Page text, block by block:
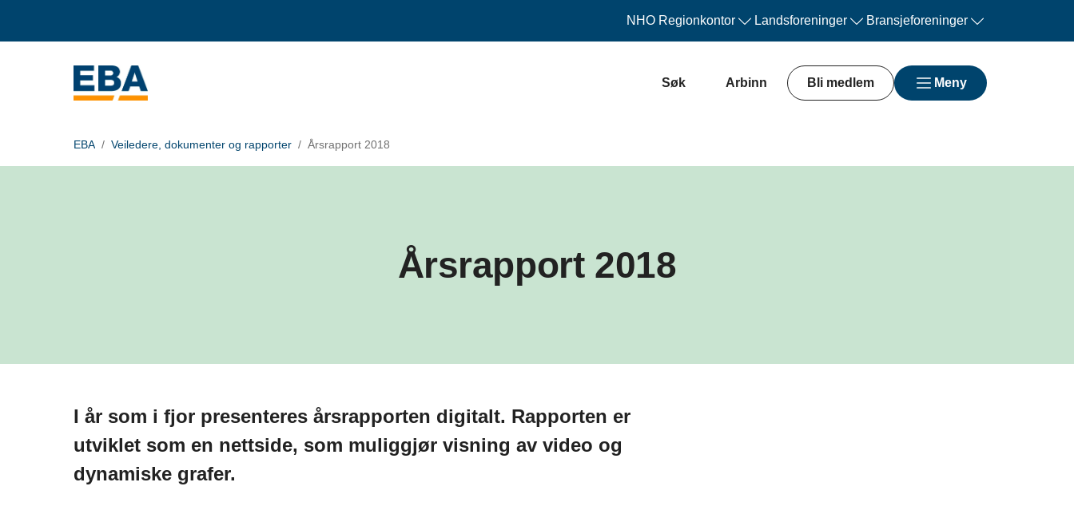
NHO Regionkontor Landsforeninger Bransjeforeninger
Søk Arbinn Bli medlem Meny
EBA Veiledere, dokumenter og rapporter Årsrapport 2018
Årsrapport 2018
I år som i fjor presenteres årsrapporten digitalt. Rapporten er
utviklet som en nettside, som muliggjør visning av video og
dynamiske grafer.